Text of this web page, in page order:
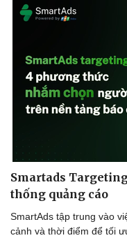
Smartads
thống quảng cáo
SmartAds tập trung vào
cảnh và thời điểm để tối